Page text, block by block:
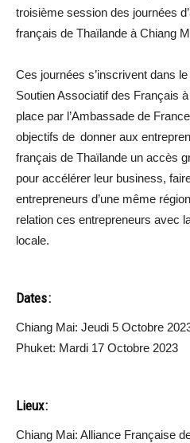
troisième session des journées
français de Thaïlande à Chiang
Ces journées s’inscrivent dans
Soutien Associatif des Français
place par l’Ambassade de
objectifs de donner aux
français de Thaïlande un accès
pour accélérer leur business,
entrepreneurs d’une même
relation ces entrepreneurs avec
locale.
Dates :
Chiang Mai: Jeudi 5 Octobre
Phuket: Mardi 17 Octobre 2023
Lieux :
Chiang Mai: Alliance Française